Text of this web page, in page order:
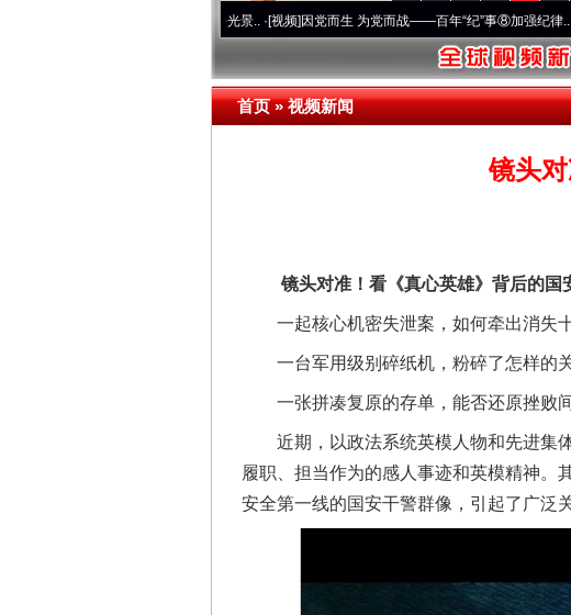
因党而生 为党而战——百年“纪”事⑧加强纪律..·[视频]牢记初
首页»视频新闻
镜头
镜头对准！看《真心英雄》背后的国
一起核心机密失泄案，如何牵出消失
一台军用级别碎纸机，粉碎了怎样的
一张拼凑复原的存单，能否还原挫败
近期，以政法系统英模人物和先进集体
履职、担当作为的感人事迹和英模精神。
安全第一线的国安干警群像，引起了广泛